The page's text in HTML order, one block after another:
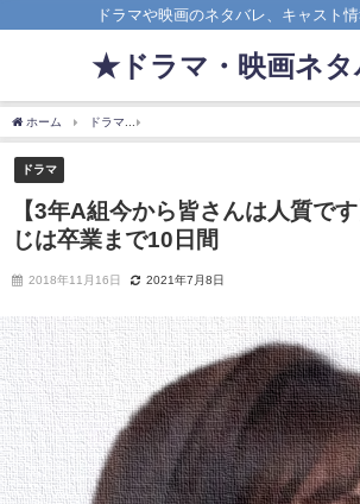
ドラマや映画のネタバレ、キャスト
★ドラマ・映画ネ
ホーム ドラマ
ドラマ
【3年A組今から皆さんは人質で
じは卒業まで10日間
2018年11月16日 2021年7月8日